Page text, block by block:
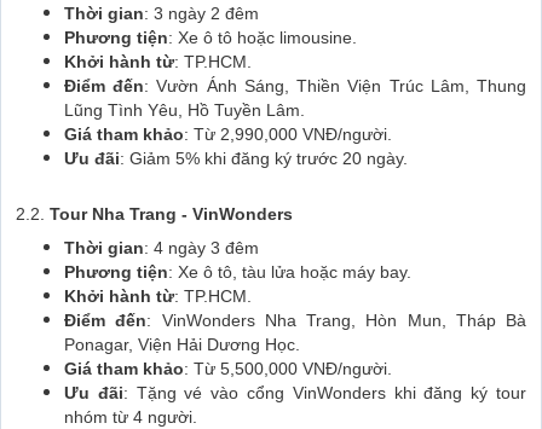
Thời gian: 3 ngày 2 đêm
Phương tiện: Xe ô tô hoặc limousine.
Khởi hành từ: TP.HCM.
Điểm đến: Vườn Ánh Sáng, Thiền Viện Trúc Lâm, Thung
Lũng Tình Yêu, Hồ Tuyền Lâm.
Giá tham khảo: Từ 2,990,000 VNĐ/người.
Ưu đãi: Giảm 5% khi đăng ký trước 20 ngày.
2.2. Tour Nha Trang - VinWonders
Thời gian: 4 ngày 3 đêm
Phương tiện: Xe ô tô, tàu lửa hoặc máy bay.
Khởi hành từ: TP.HCM.
Điểm đến: VinWonders Nha Trang, Hòn Mun, Tháp Bà
Ponagar, Viện Hải Dương Học.
Giá tham khảo: Từ 5,500,000 VNĐ/người.
Ưu đãi: Tặng vé vào cổng VinWonders khi đăng ký tour
nhóm từ 4 người.